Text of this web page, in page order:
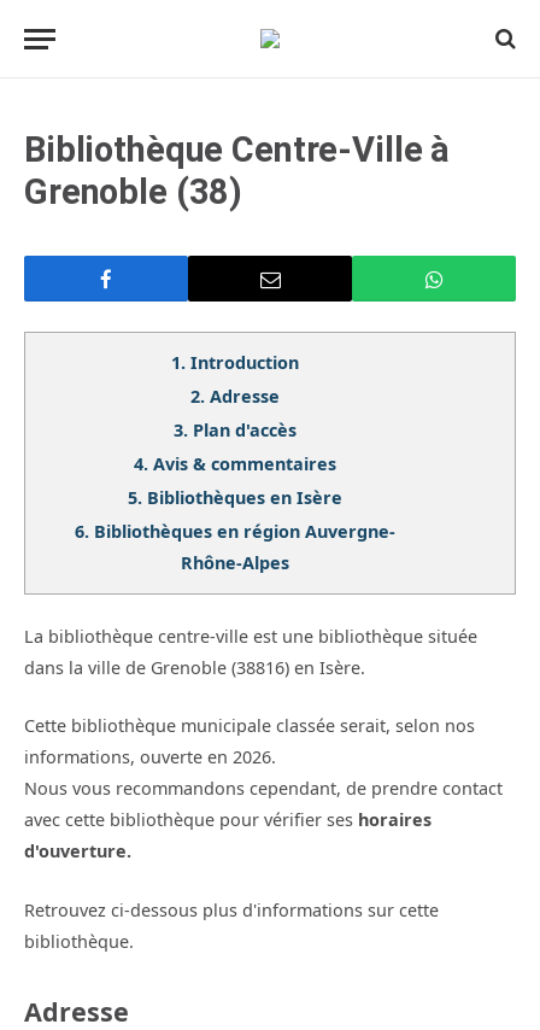
Bibliothèque Centre-Ville à
Grenoble (38)
1. Introduction
2. Adresse
3. Plan d'accès
4. Avis & commentaires
5. Bibliothèques en Isère
6. Bibliothèques en région Auvergne-
Rhône-Alpes
La bibliothèque centre-ville est une bibliothèque située
dans la ville de Grenoble (38816) en Isère.
Cette bibliothèque municipale classée serait, selon nos
informations, ouverte en 2026.
Nous vous recommandons cependant, de prendre contact
avec cette bibliothèque pour vérifier ses horaires
d'ouverture.
Retrouvez ci-dessous plus d'informations sur cette
bibliothèque.
Adresse